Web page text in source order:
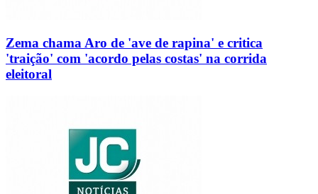
Zema chama Aro de 'ave de rapina' e critica
'traição' com 'acordo pelas costas' na corrida
eleitoral